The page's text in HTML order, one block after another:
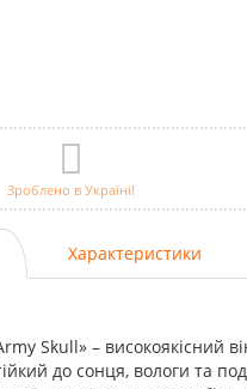
Зроблено в Україні!
Характеристики
Skull» – високоякісний
до сонця, вологи та